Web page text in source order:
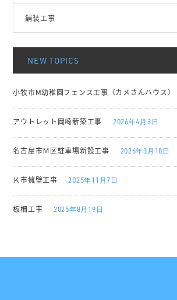
舗装工事
NEW TOPICS
小牧市M幼稚園フェンス工事（カメさんハウス）
アウトレット岡崎新築工事 2026年4月3日
名古屋市Ｍ区駐車場新設工事 2026年3月18日
Ｋ市擁壁工事 2025年11月7日
板柵工事 2025年8月19日